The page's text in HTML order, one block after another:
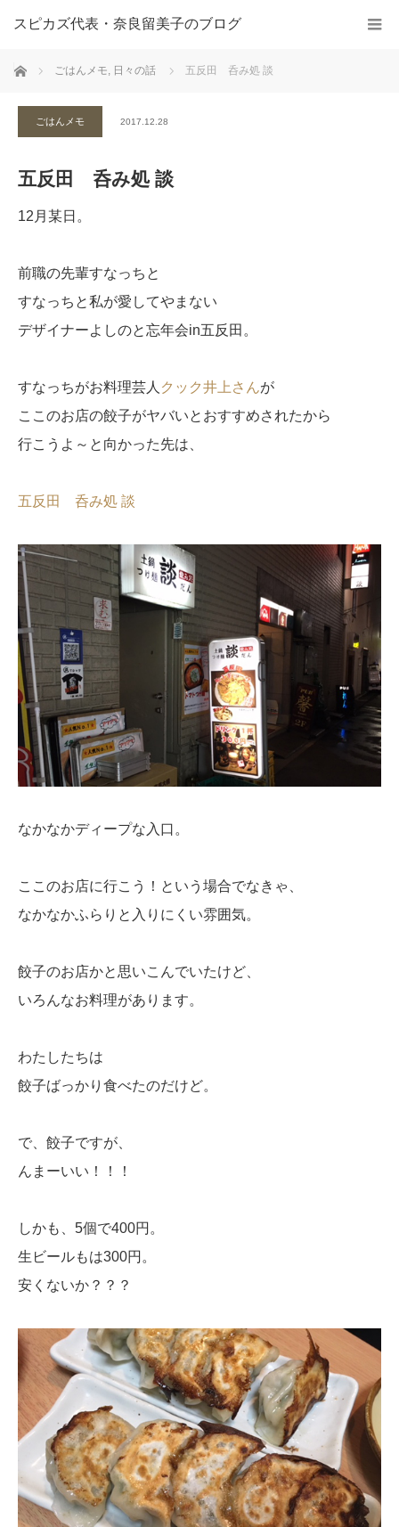
スピカズ代表・奈良留美子のブログ
ホーム ごはんメモ, 日々の話 五反田 呑み処 談
ごはんメモ 2017.12.28
五反田 呑み処 談
12月某日。
前職の先輩すなっちと
すなっちと私が愛してやまない
デザイナーよしのと忘年会in五反田。
すなっちがお料理芸人 クック井上さんが
ここのお店の餃子がヤバいとおすすめされたから
行こうよ～と向かった先は、
五反田 呑み処 談
なかなかディープな入口。
ここのお店に行こう！という場合でなきゃ、
なかなかふらりと入りにくい雰囲気。
餃子のお店かと思いこんでいたけど、
いろんなお料理があります。
わたしたちは
餃子ばっかり食べたのだけど。
で、餃子ですが、
んまーいい！！！
しかも、5個で400円。
生ビールもは300円。
安くないか？？？